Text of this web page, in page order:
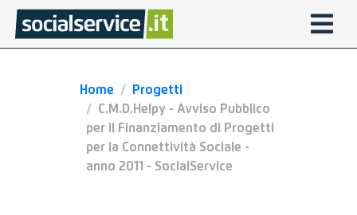
Home
Progetti
C.M.D.Helpy - Avviso Pubblico
per il Finanziamento di Progetti
per la Connettività Sociale -
anno 2011 - SocialService